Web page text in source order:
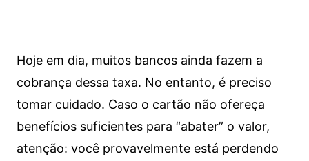
Hoje em dia, muitos bancos ainda fazem a
cobrança dessa taxa. No entanto, é preciso
tomar cuidado. Caso o cartão não ofereça
benefícios suficientes para “abater” o valor,
atenção: você provavelmente está perdendo